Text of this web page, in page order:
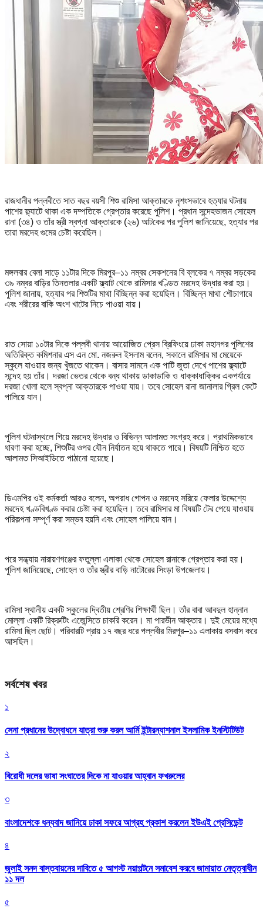
রাজধানীর পল্লবীতে সাত বছর বয়সী শিশু রামিসা আক্তারকে নৃশংসভাবে হত্যার ঘটনায়
পাশের ফ্ল্যাটে থাকা এক দম্পতিকে গ্রেপ্তার করেছে পুলিশ। প্রধান সন্দেহভাজন সোহেল
রানা (৩৪) ও তাঁর স্ত্রী স্বপ্না আক্তারকে (২৬) আটকের পর পুলিশ জানিয়েছে, হত্যার পর
তারা মরদেহ গুমের চেষ্টা করেছিল।
মঙ্গলবার বেলা সাড়ে ১১টার দিকে মিরপুর–১১ নম্বর সেকশনের বি ব্লকের ৭ নম্বর সড়কের
৩৯ নম্বর বাড়ির তিনতলার একটি ফ্ল্যাট থেকে রামিসার খণ্ডিত মরদেহ উদ্ধার করা হয়।
পুলিশ জানায়, হত্যার পর শিশুটির মাথা বিচ্ছিন্ন করা হয়েছিল। বিচ্ছিন্ন মাথা শৌচাগারে
এবং শরীরের বাকি অংশ খাটের নিচে পাওয়া যায়।
রাত সোয়া ১০টার দিকে পল্লবী থানায় আয়োজিত প্রেস ব্রিফিংয়ে ঢাকা মহানগর পুলিশের
অতিরিক্ত কমিশনার এস এন মো. নজরুল ইসলাম বলেন, সকালে রামিসার মা মেয়েকে
স্কুলে যাওয়ার জন্য খুঁজতে থাকেন। বাসার সামনে এক পাটি জুতা দেখে পাশের ফ্ল্যাটে
সন্দেহ হয় তাঁর। দরজা ভেতর থেকে বন্ধ থাকায় ডাকাডাকি ও ধাক্কাধাক্কির একপর্যায়ে
দরজা খোলা হলে স্বপ্না আক্তারকে পাওয়া যায়। তবে সোহেল রানা জানালার গ্রিল কেটে
পালিয়ে যান।
পুলিশ ঘটনাস্থলে গিয়ে মরদেহ উদ্ধার ও বিভিন্ন আলামত সংগ্রহ করে। প্রাথমিকভাবে
ধারণা করা হচ্ছে, শিশুটির ওপর যৌন নির্যাতন হয়ে থাকতে পারে। বিষয়টি নিশ্চিত হতে
আলামত সিআইডিতে পাঠানো হয়েছে।
ডিএমপির ওই কর্মকর্তা আরও বলেন, অপরাধ গোপন ও মরদেহ সরিয়ে ফেলার উদ্দেশ্যে
মরদেহ খণ্ডবিখণ্ড করার চেষ্টা করা হয়েছিল। তবে রামিসার মা বিষয়টি টের পেয়ে যাওয়ায়
পরিকল্পনা সম্পূর্ণ করা সম্ভব হয়নি এবং সোহেল পালিয়ে যান।
পরে সন্ধ্যায় নারায়ণগঞ্জের ফতুল্লা এলাকা থেকে সোহেল রানাকে গ্রেপ্তার করা হয়।
পুলিশ জানিয়েছে, সোহেল ও তাঁর স্ত্রীর বাড়ি নাটোরের সিংড়া উপজেলায়।
রামিসা স্থানীয় একটি স্কুলের দ্বিতীয় শ্রেণির শিক্ষার্থী ছিল। তাঁর বাবা আবদুল হান্নান
মোল্লা একটি রিক্রুটিং এজেন্সিতে চাকরি করেন। মা পারভীন আক্তার। দুই মেয়ের মধ্যে
রামিসা ছিল ছোট। পরিবারটি প্রায় ১৭ বছর ধরে পল্লবীর মিরপুর–১১ এলাকায় বসবাস করে
আসছিল।
সর্বশেষ খবর
১
সেনা প্রধানের উদ্বোধনে যাত্রা শুরু করল আর্মি ইন্টারন্যাশনাল ইসলামিক ইনস্টিটিউট
২
বিরোধী দলের ভাষা সংঘাতের দিকে না যাওয়ার আহ্বান ফখরুলের
৩
বাংলাদেশকে ধন্যবাদ জানিয়ে ঢাকা সফরে আগ্রহ প্রকাশ করলেন ইউএই প্রেসিডেন্ট
৪
জুলাই সনদ বাস্তবায়নের দাবিতে ৫ আগস্ট নয়াপল্টনে সমাবেশ করবে জামায়াত নেতৃত্বাধীন
১১ দল
৫